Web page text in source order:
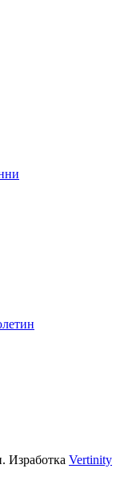
Изработка Vertinity